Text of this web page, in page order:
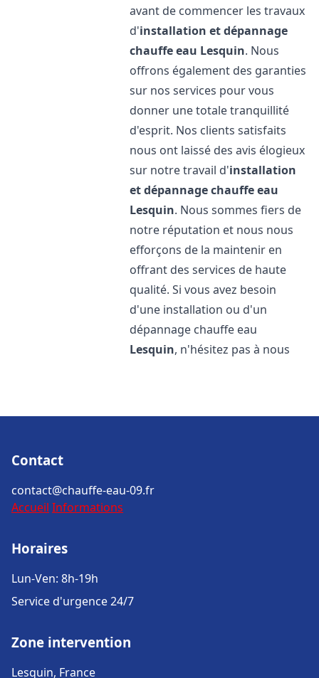
avant de commencer les travaux
d'installation et dépannage
chauffe eau Lesquin. Nous
offrons également des garanties
sur nos services pour vous
donner une totale tranquillité
d'esprit. Nos clients satisfaits
nous ont laissé des avis élogieux
sur notre travail d'installation
et dépannage chauffe eau
Lesquin. Nous sommes fiers de
notre réputation et nous nous
efforçons de la maintenir en
offrant des services de haute
qualité. Si vous avez besoin
d'une installation ou d'un
dépannage chauffe eau
Lesquin, n'hésitez pas à nous
Contact
contact@chauffe-eau-09.fr
Accueil Informations
Horaires
Lun-Ven: 8h-19h
Service d'urgence 24/7
Zone intervention
Lesquin, France